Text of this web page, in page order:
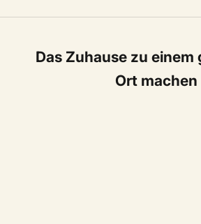
Das Zuhause zu einem
Ort machen